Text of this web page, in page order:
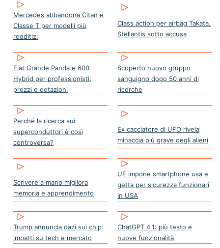
Mercedes abbandona Citan e
Classe T per modelli più
redditizi
Class action per airbag Takata,
Stellantis sotto accusa
Fiat Grande Panda e 600
Hybrid per professionisti:
prezzi e dotazioni
Scoperto nuovo gruppo
sanguigno dopo 50 anni di
ricerche
Perché la ricerca sui
superconduttori è così
controversa?
Ex cacciatore di UFO rivela
minaccia più grave degli alieni
Scrivere a mano migliora
memoria e apprendimento
UE impone smartphone usa e
getta per sicurezza funzionari
in USA
Trump annuncia dazi sui chip:
impatti su tech e mercato
ChatGPT 4.1: più testo e
nuove funzionalità